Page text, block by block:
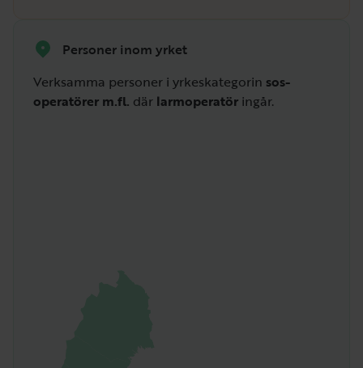
Personer inom yrket
Verksamma personer i yrkeskategorin sos-
operatörer m.fl. där larmoperatör ingår.